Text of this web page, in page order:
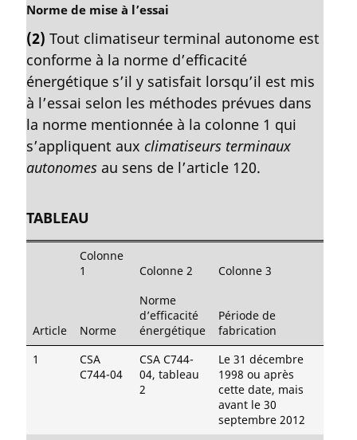
a
l
e
:
N
t
e
m
a
g
i
n
e
:
Norme de mise à l’essai
(2) Tout climatiseur terminal autonome est
conforme à la norme d’efficacité
énergétique s’il y satisfait lorsqu’il est mis
à l’essai selon les méthodes prévues dans
la norme mentionnée à la colonne 1 qui
s’appliquent aux climatiseurs terminaux
autonomes au sens de l’article 120.
TABLEAU
Colonne
1
Colonne 2 Colonne 3
Article Norme
Norme
d’efficacité
énergétique
Période de
fabrication
1
CSA
C744-04
CSA C744-
04, tableau
2
Le 31 décembre
1998 ou après
cette date, mais
avant le 30
septembre 2012